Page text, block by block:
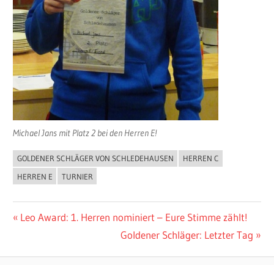
Michael Jans mit Platz 2 bei den Herren E!
ALLGEMEIN
GOLDENER SCHLÄGER VON SCHLEDEHAUSEN
HERREN C
HERREN E
TURNIER
Beitragsnavigation
Vorheriger
Leo Award: 1. Herren nominiert – Eure Stimme zählt!
Nächster
Goldener Schläger: Letzter Tag